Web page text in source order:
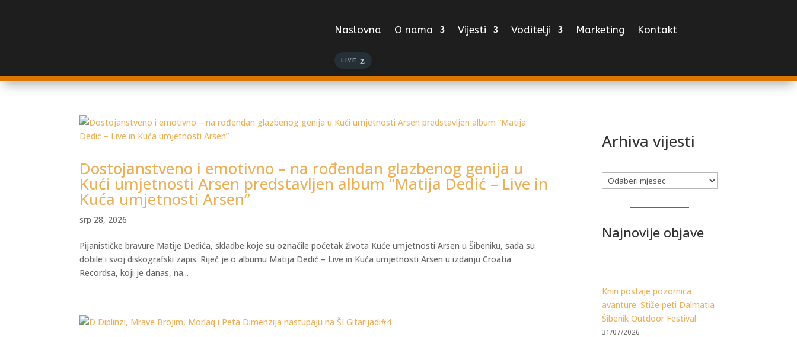
Naslovna O nama Vijesti Voditelji Marketing Kontakt
LIVE
Dostojanstveno i emotivno – na rođendan glazbenog genija u
Kući umjetnosti Arsen predstavljen album “Matija Dedić – Live in
Kuća umjetnosti Arsen”
srp 28, 2026
Pijanističke bravure Matije Dedića, skladbe koje su označile početak života Kuće umjetnosti Arsen u Šibeniku, sada su
dobile i svoj diskografski zapis. Riječ je o albumu Matija Dedić – Live in Kuća umjetnosti Arsen u izdanju Croatia
Recordsa, koji je danas, na...
Arhiva vijesti
Arhiva
Najnovije objave
Knin postaje pozornica
avanture: Stiže peti Dalmatia
Šibenik Outdoor Festival
31/07/2026